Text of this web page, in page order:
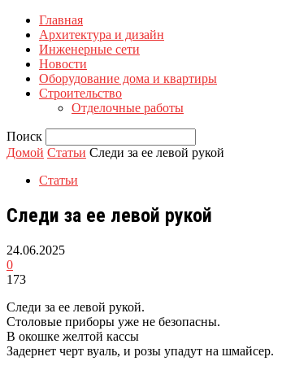
Главная
Архитектура и дизайн
Инженерные сети
Новости
Оборудование дома и квартиры
Строительство
Отделочные работы
Поиск
Домой Статьи Следи за ее левой рукой
Статьи
Следи за ее левой рукой
24.06.2025
0
173
Следи за ее левой рукой.
Столовые приборы уже не безопасны.
В окошке желтой кассы
Задернет черт вуаль, и розы упадут на шмайсер.